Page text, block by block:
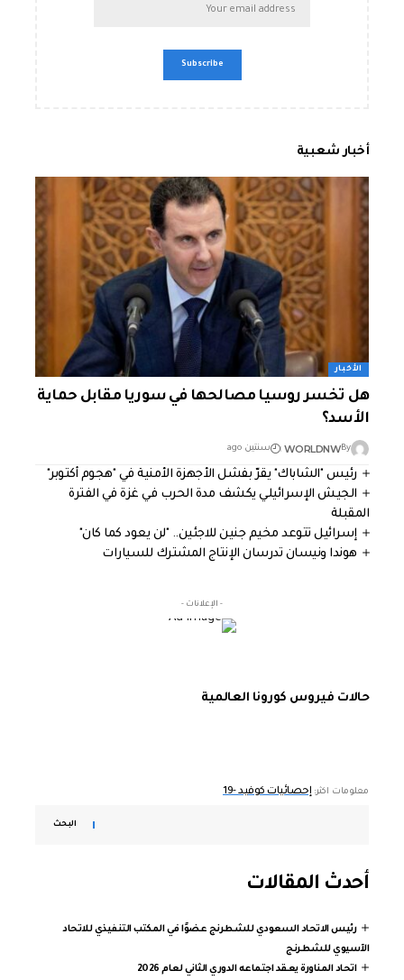
أخبار شعبية
الأخبار
هل تخسر روسيا مصالحها في سوريا مقابل حماية
الأسد؟
By
WORLDNW سنتين ago
رئيس "الشاباك" يقرّ بفشل الأجهزة الأمنية في "هجوم أكتوبر"
الجيش الإسرائيلي يكشف مدة الحرب في غزة في الفترة
المقبلة
إسرائيل تتوعد مخيم جنين للاجئين.. "لن يعود كما كان"
هوندا ونيسان تدرسان الإنتاج المشترك للسيارات
- الإعلانات -
حالات فيروس كورونا العالمية
معلومات اكثر: إحصائيات كوفيد -19
البحث
أحدث المقالات
رئيس الاتحاد السعودي للشطرنج عضوًا في المكتب التنفيذي للاتحاد
الآسيوي للشطرنج
اتحاد المناورة يعقد اجتماعه الدوري الثاني لعام 2026